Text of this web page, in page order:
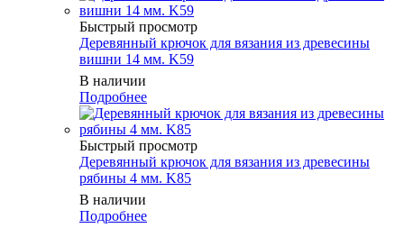
Быстрый просмотр
Деревянный крючок для вязания из древесины
вишни 14 мм. K59
В наличии
Подробнее
Быстрый просмотр
Деревянный крючок для вязания из древесины
рябины 4 мм. K85
В наличии
Подробнее